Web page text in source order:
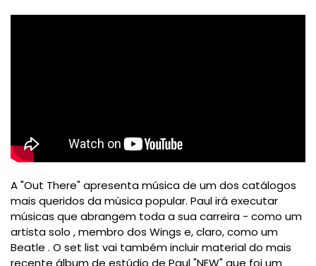
A "Out There" apresenta música de um dos catálogos
mais queridos da música popular. Paul irá executar
músicas que abrangem toda a sua carreira - como um
artista solo , membro dos Wings e, claro, como um
Beatle . O set list vai também incluir material do mais